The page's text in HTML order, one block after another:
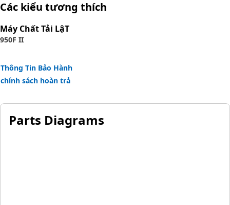
Các kiểu tương thích
Máy Chất Tải LậT
950F II
Thông Tin Bảo Hành
chính sách hoàn trả
Parts Diagrams